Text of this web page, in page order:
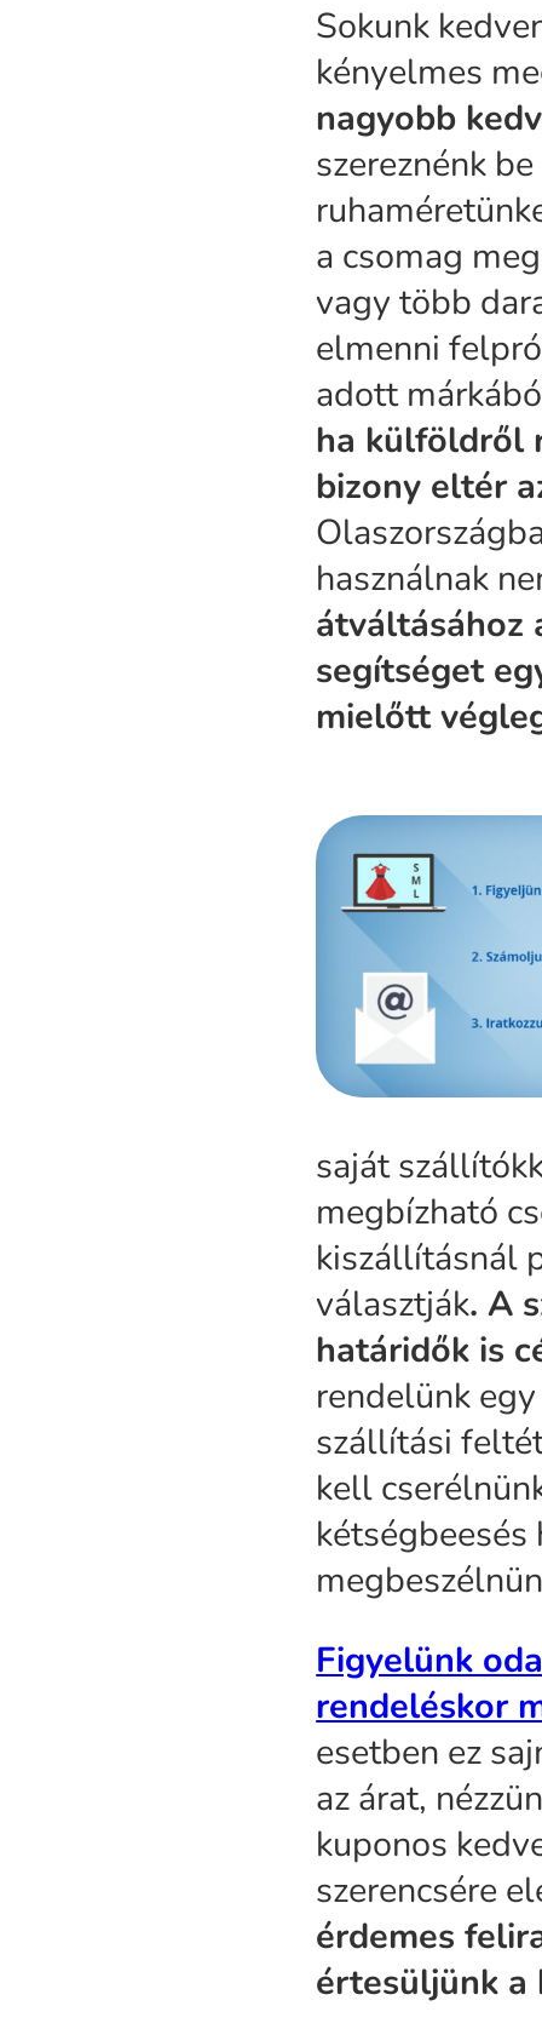
Sokunk
kényelmes
nagyobb
szereznénk
a csomag
vagy több
elmenni
adott
ha külföldről
bizony eltér
használnak
átváltásához
segítséget
mielőtt
saját
megbízható
kiszállításnál
választják. A
határidők is
rendelünk
szállítási
kell
Figyelünk
rendeléskor
esetben ez
az árat,
kuponos
szerencsére
érdemes
értesüljünk a